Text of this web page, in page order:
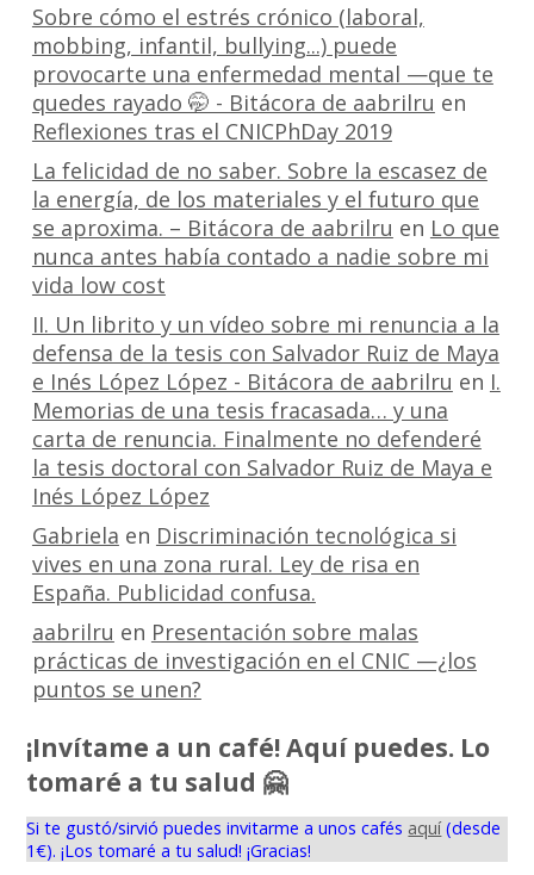
Sobre cómo el estrés crónico (laboral,
mobbing, infantil, bullying...) puede
provocarte una enfermedad mental —que te
quedes rayado 🤭 - Bitácora de aabrilru en
Reflexiones tras el CNICPhDay 2019
La felicidad de no saber. Sobre la escasez de
la energía, de los materiales y el futuro que
se aproxima. – Bitácora de aabrilru en Lo que
nunca antes había contado a nadie sobre mi
vida low cost
II. Un librito y un vídeo sobre mi renuncia a la
defensa de la tesis con Salvador Ruiz de Maya
e Inés López López - Bitácora de aabrilru en I.
Memorias de una tesis fracasada… y una
carta de renuncia. Finalmente no defenderé
la tesis doctoral con Salvador Ruiz de Maya e
Inés López López
Gabriela en Discriminación tecnológica si
vives en una zona rural. Ley de risa en
España. Publicidad confusa.
aabrilru en Presentación sobre malas
prácticas de investigación en el CNIC —¿los
puntos se unen?
¡Invítame a un café! Aquí puedes. Lo
tomaré a tu salud 🤗
Si te gustó/sirvió puedes invitarme a unos cafés aquí(desde
1€). ¡Los tomaré a tu salud! ¡Gracias!